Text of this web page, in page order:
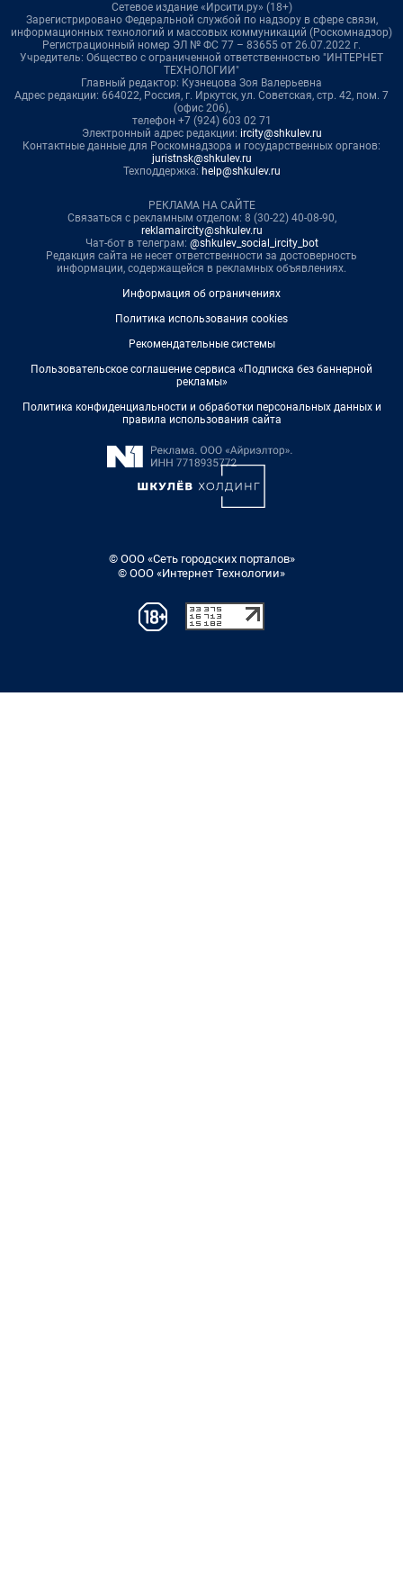
Сетевое издание «Ирсити.ру» (18+)
Зарегистрировано Федеральной службой по надзору в сфере связи,
информационных технологий и массовых коммуникаций (Роскомнадзор)
Регистрационный номер ЭЛ № ФС 77 – 83655 от 26.07.2022 г.
Учредитель: Общество с ограниченной ответственностью "ИНТЕРНЕТ
ТЕХНОЛОГИИ"
Главный редактор: Кузнецова Зоя Валерьевна
Адрес редакции: 664022, Россия, г. Иркутск, ул. Советская, стр. 42, пом. 7
(офис 206),
телефон +7 (924) 603 02 71
Электронный адрес редакции: ircity@shkulev.ru
Контактные данные для Роскомнадзора и государственных органов:
juristnsk@shkulev.ru
Техподдержка: help@shkulev.ru
РЕКЛАМА НА САЙТЕ
Связаться с рекламным отделом: 8 (30-22) 40-08-90,
reklamaircity@shkulev.ru
Чат-бот в телеграм: @shkulev_social_ircity_bot
Редакция сайта не несет ответственности за достоверность
информации, содержащейся в рекламных объявлениях.
Информация об ограничениях
Политика использования cookies
Рекомендательные системы
Пользовательское соглашение сервиса «Подписка без баннерной
рекламы»
Политика конфиденциальности и обработки персональных данных и
правила использования сайта
© ООО «Сеть городских порталов»
© ООО «Интернет Технологии»